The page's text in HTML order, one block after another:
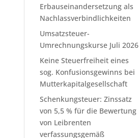
Erbauseinandersetzung als
Nachlassverbindlichkeiten
Umsatzsteuer-
Umrechnungskurse Juli 2026
Keine Steuerfreiheit eines
sog. Konfusionsgewinns bei
Mutterkapitalgesellschaft
Schenkungsteuer: Zinssatz
von 5,5 % für die Bewertung
von Leibrenten
verfassungsgemäß